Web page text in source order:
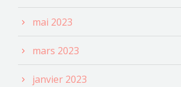
mai 2023
mars 2023
janvier 2023